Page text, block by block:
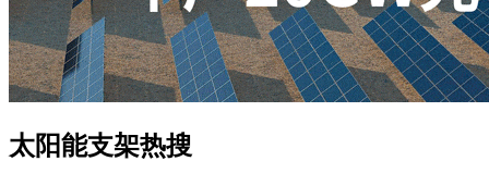
太阳能支架热搜